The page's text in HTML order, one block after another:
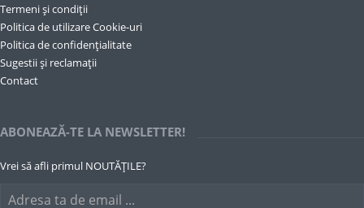
Termeni și condiții
Politica de utilizare Cookie-uri
Politica de confidențialitate
Sugestii și reclamații
Contact
ABONEAZĂ-TE LA NEWSLETTER!
Vrei să afli primul NOUTĂȚILE?